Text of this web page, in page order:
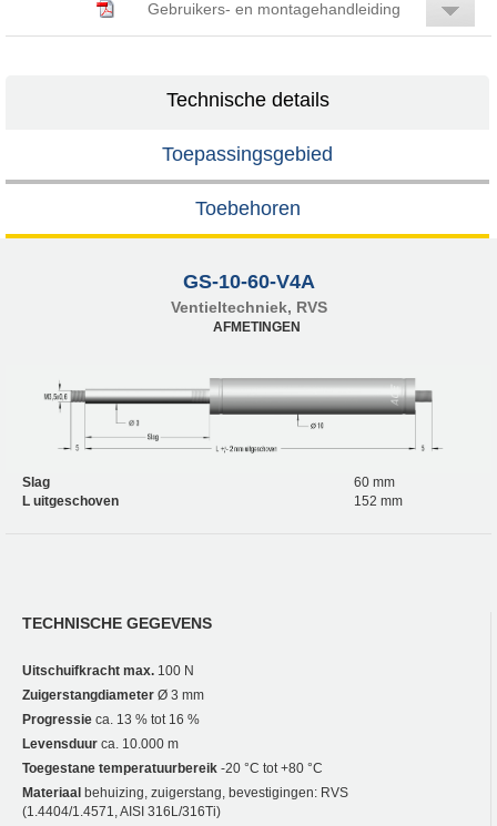
Gebruikers- en montagehandleiding
Technische details
Toepassingsgebied
Toebehoren
GS-10-60-V4A
Ventieltechniek, RVS
AFMETINGEN
Slag
60 mm
L uitgeschoven
152 mm
TECHNISCHE GEGEVENS
Uitschuifkracht max. 100 N
Zuigerstangdiameter Ø 3 mm
Progressie ca. 13 % tot 16 %
Levensduur ca. 10.000 m
Toegestane temperatuurbereik -20 °C tot +80 °C
Materiaal behuizing, zuigerstang, bevestigingen: RVS
(1.4404/1.4571, AISI 316L/316Ti)